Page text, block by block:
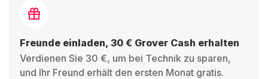
Freunde einladen, 30 € Grover Cash erhalten
Verdienen Sie 30 €, um bei Technik zu sparen,
und Ihr Freund erhält den ersten Monat gratis.